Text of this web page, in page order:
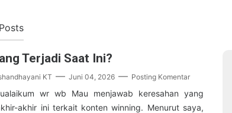
Terjadi Saat Ini?
KT Juni 04, 2026 Posting Komentar
wr wb Mau menjawab keresahan yang
akhir ini terkait konten winning. Menurut saya,